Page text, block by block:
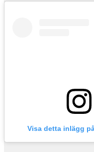
Visa detta inlägg